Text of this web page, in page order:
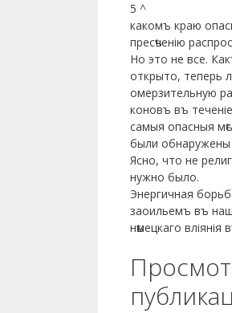
5 ^
какомъ краю
пресѣченію
Но это не все.
открыто, теперь
омерзительную
коновъ въ
самыя опасныя
были обнаружены
Ясно, что не
нужно было.
Энергичная
заоильемъ въ
нѣмецкаго